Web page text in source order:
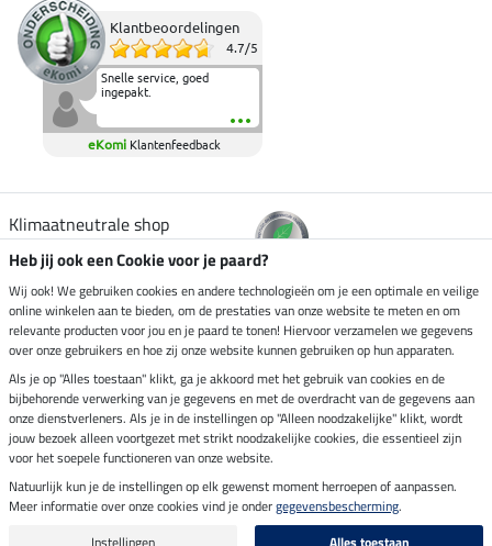
Klantbeoordelingen
4.7/5
Snelle service, goed
ingepakt.
eKomi Klantenfeedback
Klimaatneutrale shop
Verzending per
Veilig betalen met
Impressum
Laatste update op 06.08.2026 om 03:11 uur
Alle prijzen in euro's, incl. BTW, excl. verzendkosten.
Heb jij ook een Cookie voor je paard?
Wij ook! We gebruiken cookies en andere technologieën om je een optimale en veilige
online winkelen aan te bieden, om de prestaties van onze website te meten en om
relevante producten voor jou en je paard te tonen! Hiervoor verzamelen we gegevens
over onze gebruikers en hoe zij onze website kunnen gebruiken op hun apparaten.
Als je op "Alles toestaan" klikt, ga je akkoord met het gebruik van cookies en de
bijbehorende verwerking van je gegevens en met de overdracht van de gegevens aan
onze dienstverleners. Als je in de instellingen op "Alleen noodzakelijke" klikt, wordt
jouw bezoek alleen voortgezet met strikt noodzakelijke cookies, die essentieel zijn
voor het soepele functioneren van onze website.
Natuurlijk kun je de instellingen op elk gewenst moment herroepen of aanpassen.
Meer informatie over onze cookies vind je ondergegevensbescherming.